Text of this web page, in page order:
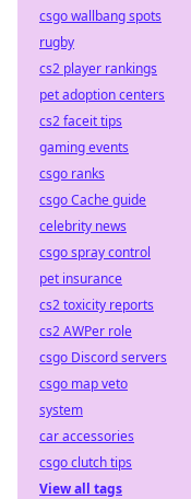
csgo wallbang spots
rugby
cs2 player rankings
pet adoption centers
cs2 faceit tips
gaming events
csgo ranks
csgo Cache guide
celebrity news
csgo spray control
pet insurance
cs2 toxicity reports
cs2 AWPer role
csgo Discord servers
csgo map veto
system
car accessories
csgo clutch tips
View all tags